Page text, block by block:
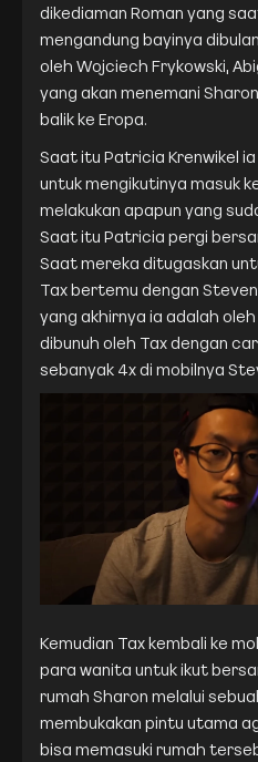
dikediaman Roman yang
mengandung bayinya
oleh Wojciech Frykowski,
yang akan menemani
balik ke Eropa.
Saat itu Patricia Krenwikel
untuk mengikutinya masuk
melakukan apapun yang
Saat itu Patricia pergi
Saat mereka ditugaskan
Tax bertemu dengan
yang akhirnya ia adalah
dibunuh oleh Tax dengan
sebanyak 4x di mobilnya
Kemudian Tax kembali ke
para wanita untuk ikut
rumah Sharon melalui
membukakan pintu utama
bisa memasuki rumah